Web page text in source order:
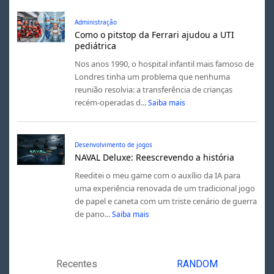
Administração
Como o pitstop da Ferrari ajudou a UTI
pediátrica
Nos anos 1990, o hospital infantil mais famoso de
Londres tinha um problema que nenhuma
reunião resolvia: a transferência de crianças
recém-operadas d... Saiba mais
Desenvolvimento de jogos
NAVAL Deluxe: Reescrevendo a história
Reeditei o meu game com o auxílio da IA para
uma experiência renovada de um tradicional jogo
de papel e caneta com um triste cenário de guerra
de pano... Saiba mais
Recentes RANDOM